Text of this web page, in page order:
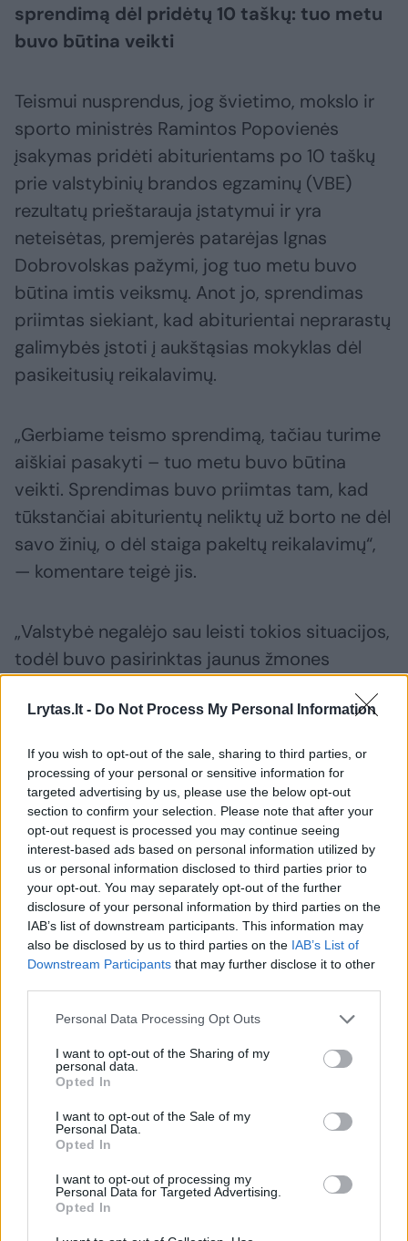
Lrytas.lt - Do Not Process My Personal Information
If you wish to opt-out of the sale, sharing to third parties, or
processing of your personal or sensitive information for
targeted advertising by us, please use the below opt-out
section to confirm your selection. Please note that after your
opt-out request is processed you may continue seeing
interest-based ads based on personal information utilized by
us or personal information disclosed to third parties prior to
your opt-out. You may separately opt-out of the further
disclosure of your personal information by third parties on the
IAB’s list of downstream participants. This information may
also be disclosed by us to third parties on the IAB’s List of
Downstream Participants that may further disclose it to other
Personal Data Processing Opt Outs
I want to opt-out of the Sharing of my
personal data.
Opted In
I want to opt-out of the Sale of my
Personal Data.
Opted In
I want to opt-out of processing my
Personal Data for Targeted Advertising.
Opted In
sprendimą dėl pridėtų 10 taškų: tuo metu
buvo būtina veikti
Teismui nusprendus, jog švietimo, mokslo ir
sporto ministrės Ramintos Popovienės
įsakymas pridėti abiturientams po 10 taškų
prie valstybinių brandos egzaminų (VBE)
rezultatų prieštarauja įstatymui ir yra
neteisėtas, premjerės patarėjas Ignas
Dobrovolskas pažymi, jog tuo metu buvo
būtina imtis veiksmų. Anot jo, sprendimas
priimtas siekiant, kad abiturientai neprarastų
galimybės įstoti į aukštąsias mokyklas dėl
pasikeitusių reikalavimų.
„Gerbiame teismo sprendimą, tačiau turime
aiškiai pasakyti – tuo metu buvo būtina
veikti. Sprendimas buvo priimtas tam, kad
tūkstančiai abiturientų neliktų už borto ne dėl
savo žinių, o dėl staiga pakeltų reikalavimų“,
— komentare teigė jis.
„Valstybė negalėjo sau leisti tokios situacijos,
todėl buvo pasirinktas jaunus žmones
kad tokių situacijų sistemoje ateityje
Trečiadienį LVAT paskelbė, jog švietimo,
mokslo ir sporto ministro įsakymas pridėti
abiturientams po 10 taškų prie jų valstybinių
brandos egzaminų rezultatų prieštarauja
įstatymui ir yra neteisėtas.
Išplėstinė penkių teisėjų kolegija pripažino,
kad minėtas įsakymas prieštarauja Mokslo ir
studijų įstatymui.
Šis teismo sprendimas yra galutinis ir
neskundžiamas bei bus paskelbtas teisės
aktų registre.
LVAT bylą nagrinėjo pagal Seimo narių,